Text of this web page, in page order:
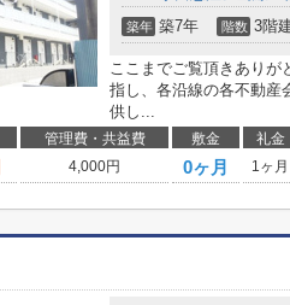
築年 築7年 階数 3階
ここまでご覧頂きありが
指し、各沿線の各不動産
供し...
管理費・共益費 敷金 礼金
4,000円 0ヶ月 1ヶ月